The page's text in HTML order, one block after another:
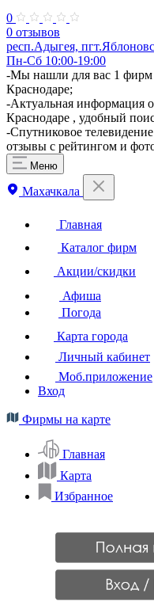
0
0 отзывов
респ.Адыгея,
Пн-Сб 10:00-19:00
​-Мы нашли для вас 1 фирм
Краснодаре;
-Актуальная информация
Краснодаре , удобный
-Спутниковое
отзывы с рейтингом и
Меню
Махачкала
Главная
Каталог фирм
Акции/скидки
Афиша
Погода
Карта города
Личный кабинет
Моб.приложение
Вход
Фирмы на карте
Главная
Карта
Избранное